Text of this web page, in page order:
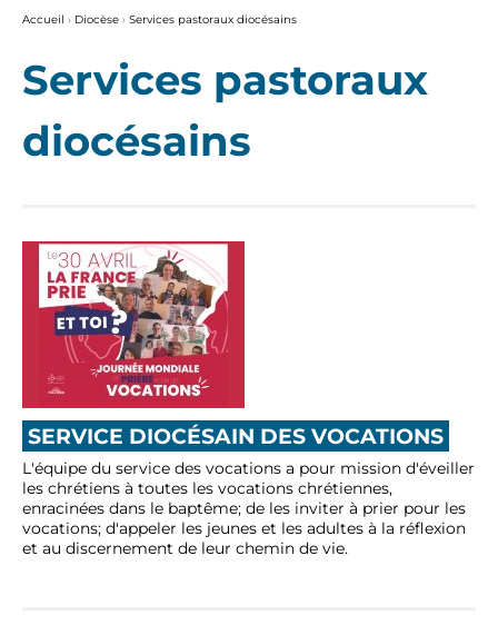
Accueil › Diocèse › Services pastoraux diocésains
Services pastoraux
diocésains
SERVICE DIOCÉSAIN DES VOCATIONS
L'équipe du service des vocations a pour mission d'éveiller
les chrétiens à toutes les vocations chrétiennes,
enracinées dans le baptême; de les inviter à prier pour les
vocations; d'appeler les jeunes et les adultes à la réflexion
et au discernement de leur chemin de vie.